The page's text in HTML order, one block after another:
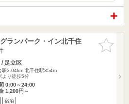
お気に入
りに追加
ランパーク・イン北千住
/ 足立区
駅3.04km 北千住駅354m
より徒歩5分
0:00～24:00
1,200円～
宿泊